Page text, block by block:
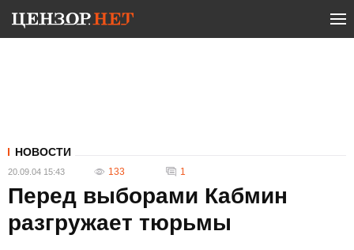
НОВОСТИ
20.09.04 15:43 133 1
Перед выборами Кабмин
разгружает тюрьмы